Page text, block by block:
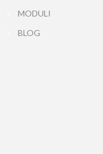
MODULI
BLOG